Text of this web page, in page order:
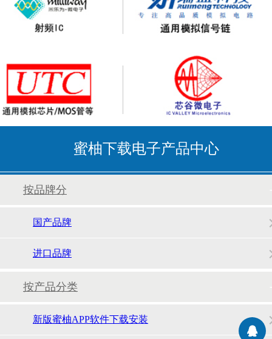
蜜柚下载电子产品中心
按品牌分
国产品牌
进口品牌
按产品分类
新版蜜柚APP软件下载安装
三星将于明年启动存储芯片降价